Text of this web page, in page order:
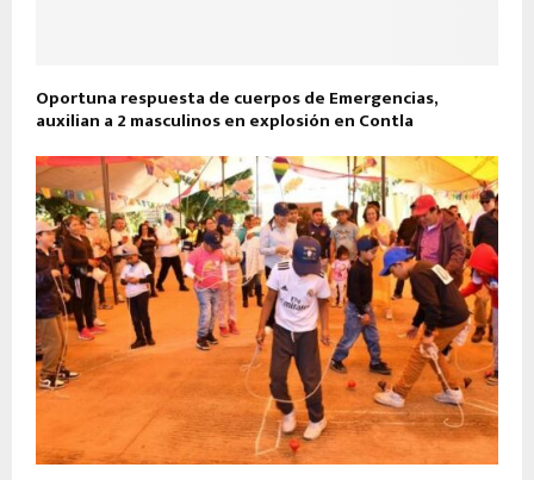
Oportuna respuesta de cuerpos de Emergencias,
auxilian a 2 masculinos en explosión en Contla